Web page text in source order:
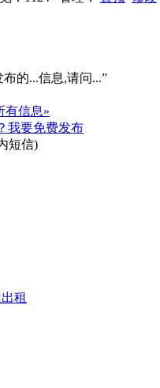
的...信息,请问...”
有信息»
我要免费发布
短信)
租